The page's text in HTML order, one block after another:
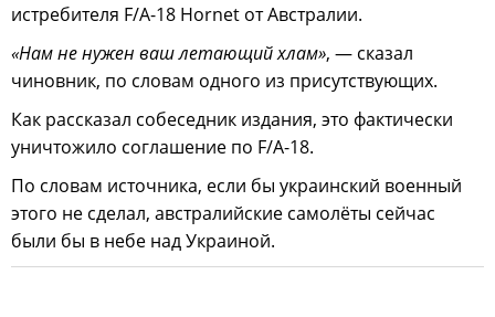
истребителя F/A-18 Hornet от Австралии.
«Нам не нужен ваш летающий хлам», — сказал
чиновник, по словам одного из присутствующих.
Как рассказал собеседник издания, это фактически
уничтожило соглашение по F/A-18.
По словам источника, если бы украинский военный
этого не сделал, австралийские самолёты сейчас
были бы в небе над Украиной.